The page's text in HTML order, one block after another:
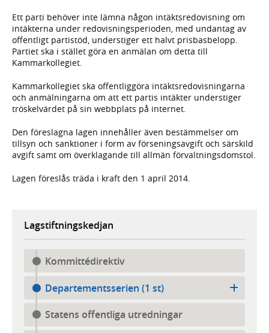
Ett parti behöver inte lämna någon intäktsredovisning om
intäkterna under redovisningsperioden, med undantag av
offentligt partistöd, understiger ett halvt prisbasbelopp.
Partiet ska i stället göra en anmälan om detta till
Kammarkollegiet.
Kammarkollegiet ska offentliggöra intäktsredovisningarna
och anmälningarna om att ett partis intäkter understiger
tröskelvärdet på sin webbplats på internet.
Den föreslagna lagen innehåller även bestämmelser om
tillsyn och sanktioner i form av förseningsavgift och särskild
avgift samt om överklagande till allmän förvaltningsdomstol.
Lagen föreslås träda i kraft den 1 april 2014.
Lagstiftningskedjan
Kommittédirektiv
Departementsserien (1 st)
Statens offentliga utredningar